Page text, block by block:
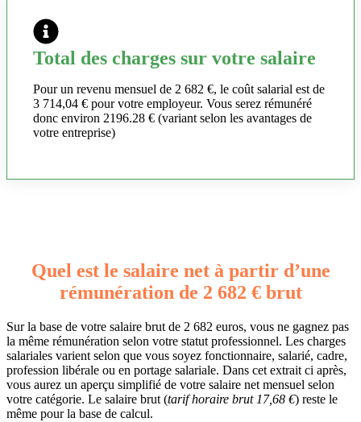
Total des charges sur votre salaire
Pour un revenu mensuel de 2 682 €, le coût salarial est de
3 714,04 € pour votre employeur. Vous serez rémunéré
donc environ 2196.28 € (variant selon les avantages de
votre entreprise)
Quel est le salaire net à partir d’une
rémunération de 2 682 € brut
Sur la base de votre salaire brut de 2 682 euros, vous ne gagnez pas
la même rémunération selon votre statut professionnel. Les charges
salariales varient selon que vous soyez fonctionnaire, salarié, cadre,
profession libérale ou en portage salariale. Dans cet extrait ci après,
vous aurez un aperçu simplifié de votre salaire net mensuel selon
votre catégorie. Le salaire brut (tarif horaire brut 17,68 €) reste le
même pour la base de calcul.